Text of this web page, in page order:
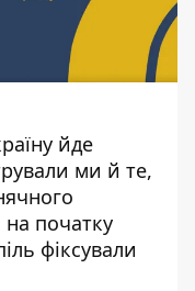
йде
ми й те,
на початку
фіксували